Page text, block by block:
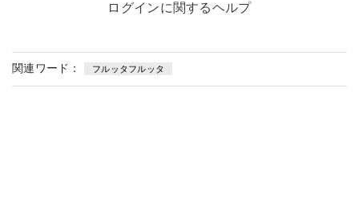
ログインに関するヘルプ
関連ワード： フルッタフルッタ